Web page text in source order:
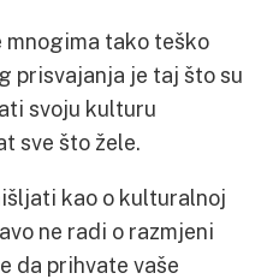
mnogima tako teško
prisvajanja je taj što su
svoju kulturu
sve što žele.
kao o kulturalnoj
ne radi o razmjeni
da prihvate vaše